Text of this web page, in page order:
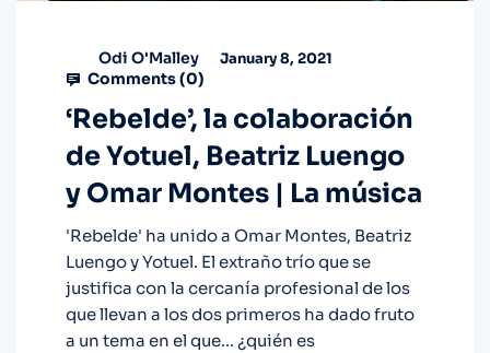
Odi O'Malley January 8, 2021
Comments (0)
‘Rebelde’, la colaboración
de Yotuel, Beatriz Luengo
y Omar Montes | La música
'Rebelde' ha unido a Omar Montes, Beatriz
Luengo y Yotuel. El extraño trío que se
justifica con la cercanía profesional de los
que llevan a los dos primeros ha dado fruto
a un tema en el que... ¿quién es